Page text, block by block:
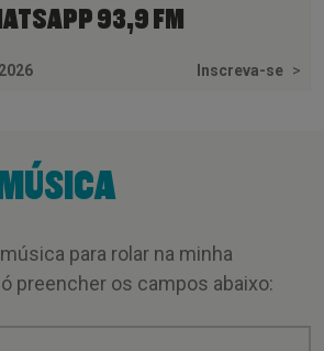
93,9 FM
Inscreva-se >
para rolar na minha
preencher os campos abaixo: